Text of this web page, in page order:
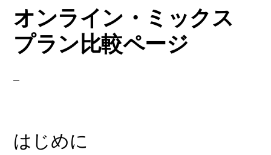
屋
修
一
の
ト
オンライン・ミックス
プラン比較ページ
はじめに